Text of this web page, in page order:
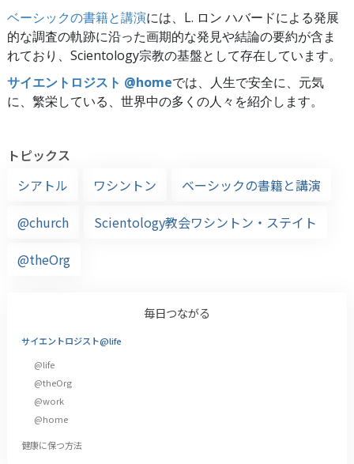
ベーシックの書籍と講演には、L. ロン ハバードによる発展
的な調査の軌跡に沿った画期的な発見や結論の要約が含ま
れており、Scientology宗教の基盤として存在しています。
サイエントロジスト @homeでは、人生で安全に、元気
に、繁栄している、世界中の多くの人々を紹介します。
トピックス
シアトル
ワシントン
ベーシックの書籍と講演
@church
Scientology教会ワシントン・ステイト
@theOrg
毎日つながる
サイエントロジスト@life
@life
@theOrg
@work
@home
健康に保つ方法